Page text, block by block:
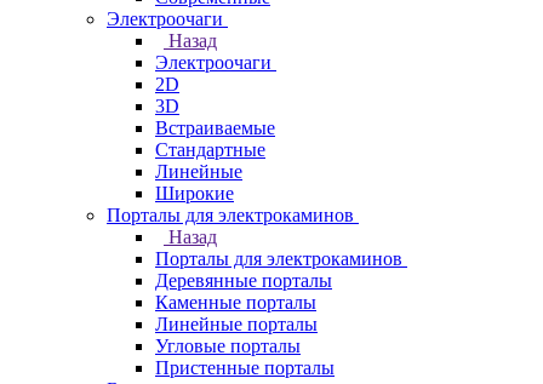
Электроочаги
Назад
Электроочаги
2D
3D
Встраиваемые
Стандартные
Линейные
Широкие
Порталы для электрокаминов
Назад
Порталы для электрокаминов
Деревянные порталы
Каменные порталы
Линейные порталы
Угловые порталы
Пристенные порталы